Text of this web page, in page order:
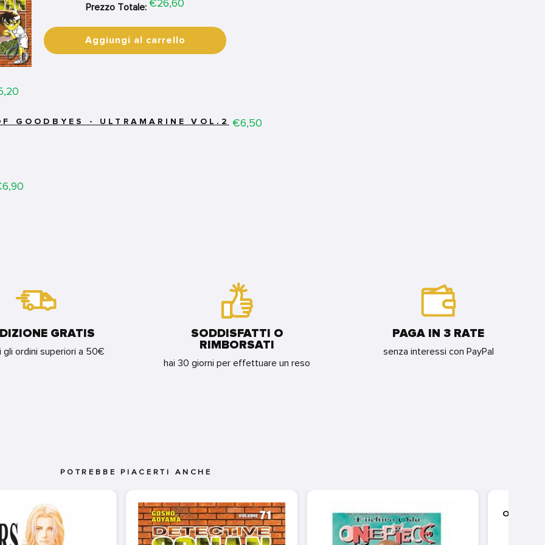
Prezzo Totale: €26,60
Aggiungi al carrello
GOODBYES - ULTRAMARINE VOL.2 Price
€6,50
GRATIS
ordini superiori a 50€
SODDISFATTI O
RIMBORSATI
hai 30 giorni per effettuare un reso
PAGA IN 3 RATE
senza interessi con PayPal
POTREBBE PIACERTI ANCHE
ONE